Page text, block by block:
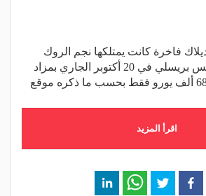
فاخرة كانت يمتلكها نجم الروك
العالمي الراحل إلفيس بريسلي في 20 أكتوبر الجاري بمزاد
اقرأ المزيد